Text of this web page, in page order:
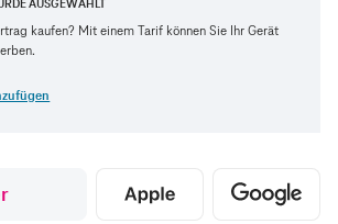
AUSGEWÄHLT
kaufen? Mit einem Tarif können Sie Ihr Gerät